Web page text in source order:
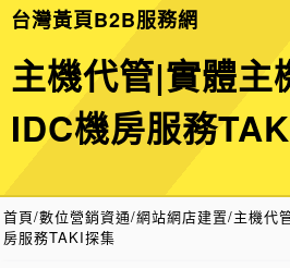
台灣黃頁B2B服務網
主機代管|實體主
IDC機房服務
首頁/數位營銷資通/網站網店建置/主機代
房服務TAKI探集